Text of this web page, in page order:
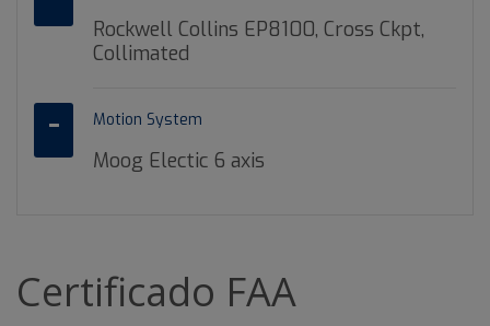
Rockwell Collins EP8100, Cross Ckpt,
Collimated
Motion System
Moog Electic 6 axis
Certificado FAA